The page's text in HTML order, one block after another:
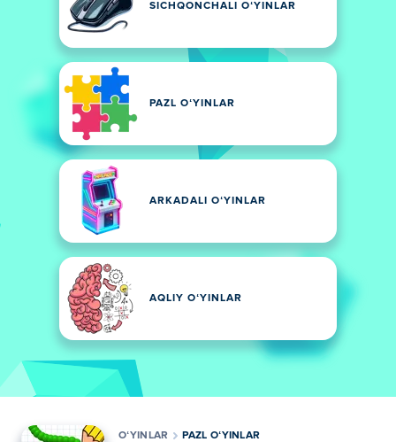
SICHQONCHALI OʻYINLAR
PAZL OʻYINLAR
ARKADALI OʻYINLAR
AQLIY OʻYINLAR
OʻYINLAR PAZL OʻYINLAR